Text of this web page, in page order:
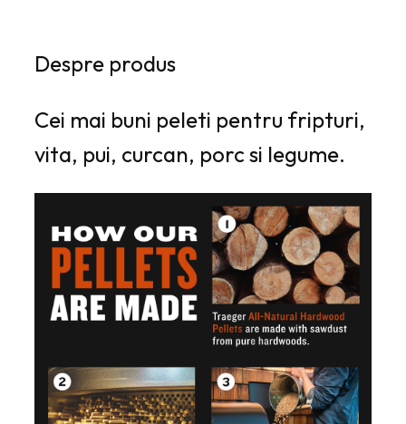
Despre produs
Cei mai buni peleti pentru fripturi,
vita, pui, curcan, porc si legume.